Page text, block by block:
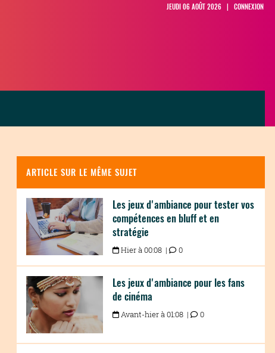
JEUDI 06 AOÛT 2026 | CONNEXION
ARTICLE SUR LE MÊME SUJET
Les jeux d'ambiance pour tester vos
compétences en bluff et en
stratégie
Hier à 00:08 | 0
Les jeux d'ambiance pour les fans
de cinéma
Avant-hier à 01:08 | 0